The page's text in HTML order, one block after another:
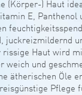
(Körper-) Haut
E, Panthenol
juckreizmildernd
rissige Haut wird
weich und
ätherischen Öle
Pflege